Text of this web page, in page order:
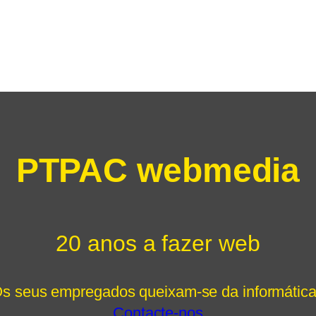
PTPAC webmedia
20 anos a fazer web
seus empregados queixam-se da